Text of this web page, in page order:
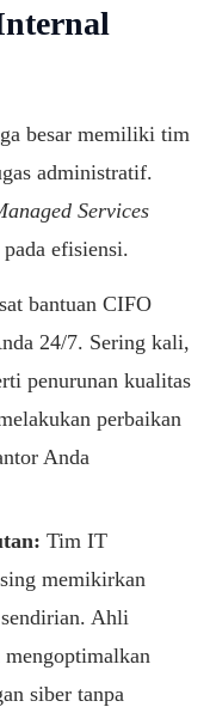
besar memiliki tim
administratif.
Services
efisiensi.
bantuan CIFO
24/7. Sering kali,
penurunan kualitas
perbaikan
Anda
Tim IT
memikirkan
Ahli
siber tanpa